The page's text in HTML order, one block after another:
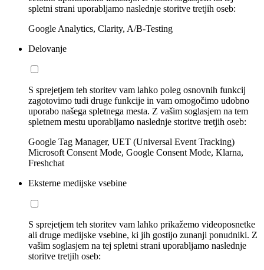
spletni strani uporabljamo naslednje storitve tretjih oseb:
Google Analytics, Clarity, A/B-Testing
Delovanje
S sprejetjem teh storitev vam lahko poleg osnovnih funkcij
zagotovimo tudi druge funkcije in vam omogočimo udobno
uporabo našega spletnega mesta. Z vašim soglasjem na tem
spletnem mestu uporabljamo naslednje storitve tretjih oseb:
Google Tag Manager, UET (Universal Event Tracking)
Microsoft Consent Mode, Google Consent Mode, Klarna,
Freshchat
Eksterne medijske vsebine
S sprejetjem teh storitev vam lahko prikažemo videoposnetke
ali druge medijske vsebine, ki jih gostijo zunanji ponudniki. Z
vašim soglasjem na tej spletni strani uporabljamo naslednje
storitve tretjih oseb: